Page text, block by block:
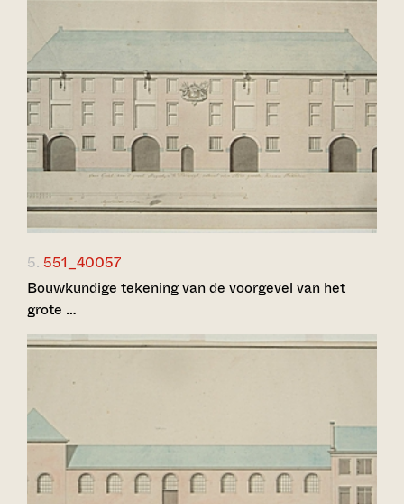
5. 551_40057
Bouwkundige tekening van de voorgevel van het
grote …